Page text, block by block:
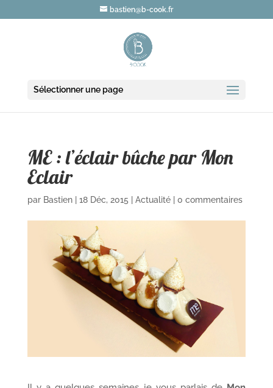
bastien@b-cook.fr
Sélectionner une page
ME : l’éclair bûche par Mon
Eclair
par Bastien| 18 Déc, 2015 Actualité| 0 commentaires